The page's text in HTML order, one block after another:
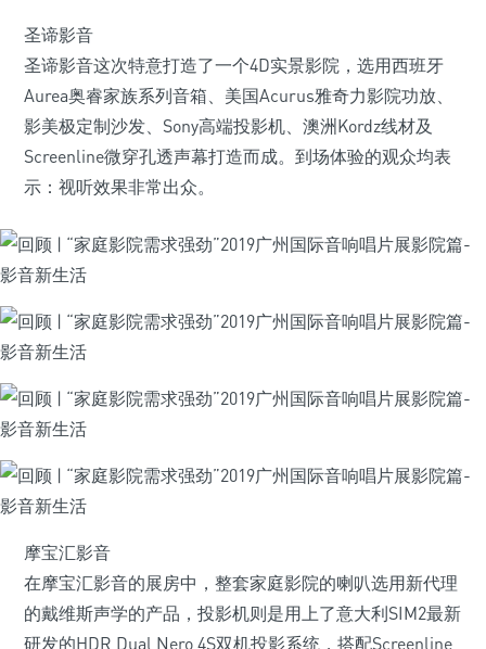
圣谛影音
圣谛影音这次特意打造了一个4D实景影院，选用西班牙
Aurea奥睿家族系列音箱、美国Acurus雅奇力影院功放、
影美极定制沙发、Sony高端投影机、澳洲Kordz线材及
Screenline微穿孔透声幕打造而成。到场体验的观众均表
示：视听效果非常出众。
摩宝汇影音
在摩宝汇影音的展房中，整套家庭影院的喇叭选用新代理
的戴维斯声学的产品，投影机则是用上了意大利SIM2最新
研发的HDR Dual Nero 4S双机投影系统，搭配Screenline